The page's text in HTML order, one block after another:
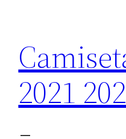
contenido
2021